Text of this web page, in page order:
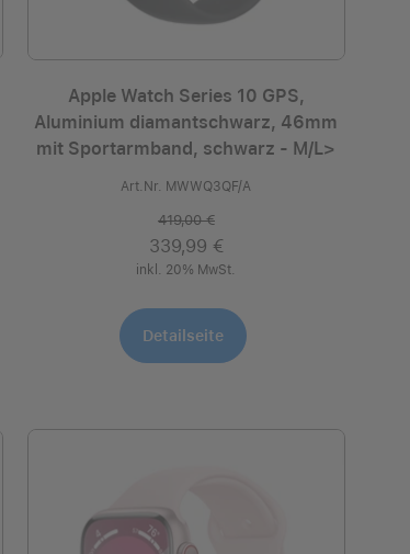
Apple Watch Series 10 GPS,
Aluminium diamantschwarz, 46mm
mit Sportarmband, schwarz - M/L>
Art.Nr. MWWQ3QF/A
419,00 €
339,99 €
inkl. 20% MwSt.
Detailseite